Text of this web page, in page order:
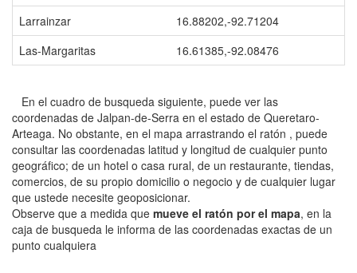
Larrainzar
16.88202,-92.71204
Las-Margaritas
16.61385,-92.08476
En el cuadro de busqueda siguiente, puede ver las
coordenadas de Jalpan-de-Serra en el estado de Queretaro-
Arteaga. No obstante, en el mapa arrastrando el ratón , puede
consultar las coordenadas latitud y longitud de cualquier punto
geográfico; de un hotel o casa rural, de un restaurante, tiendas,
comercios, de su propio domicilio o negocio y de cualquier lugar
que ustede necesite geoposicionar.
Observe que a medida que mueve el ratón por el mapa, en la
caja de busqueda le informa de las coordenadas exactas de un
punto cualquiera